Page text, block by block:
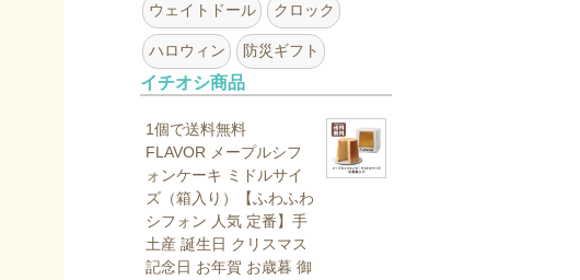
ウェイトドール クロック
ハロウィン 防災ギフト
イチオシ商品
1個で送料無料
FLAVOR メープルシフ
ォンケーキ ミドルサイ
ズ（箱入り）【ふわふわ
シフォン 人気 定番】手
土産 誕生日 クリスマス
記念日 お年賀 お歳暮 御